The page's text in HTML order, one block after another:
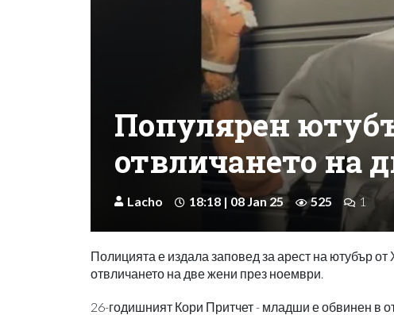
Популярен
отвличането на
Lacho 18:18 | 08 Jan 25 525 1
Полицията е издала заповед за арест на ютубър
отвличането на две жени през ноември.
26-годишният Кори Притчет - младши е обвинен в